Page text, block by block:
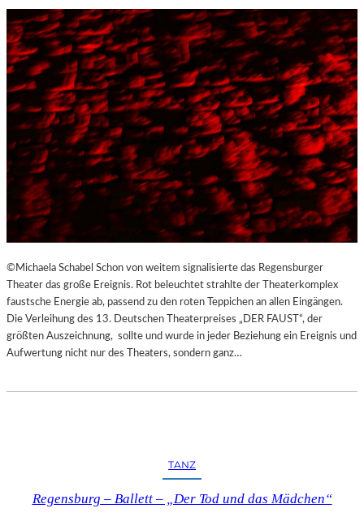
©Michaela Schabel Schon von weitem signalisierte das Regensburger
Theater das große Ereignis. Rot beleuchtet strahlte der Theaterkomplex
faustsche Energie ab, passend zu den roten Teppichen an allen Eingängen.
Die Verleihung des 13. Deutschen Theaterpreises „DER FAUST“, der
größten Auszeichnung, sollte und wurde in jeder Beziehung ein Ereignis und
Aufwertung nicht nur des Theaters, sondern ganz…
TANZ
Regensburg – Ballett – „Der Tod und das Mädchen“